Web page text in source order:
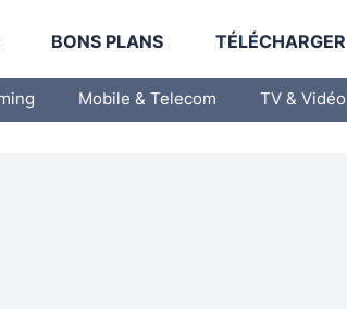
BONS PLANS TÉLÉCHARGER
Mobile & Telecom TV & Vidéo